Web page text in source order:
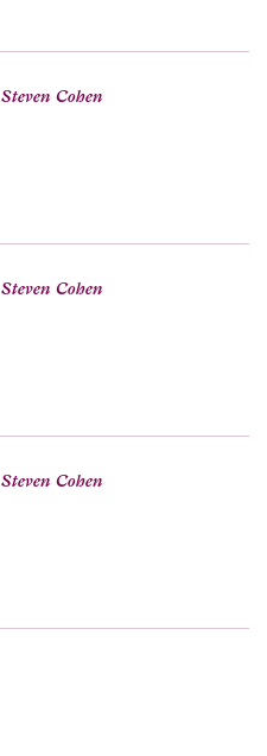
Steven Cohen
Steven Cohen
Steven Cohen